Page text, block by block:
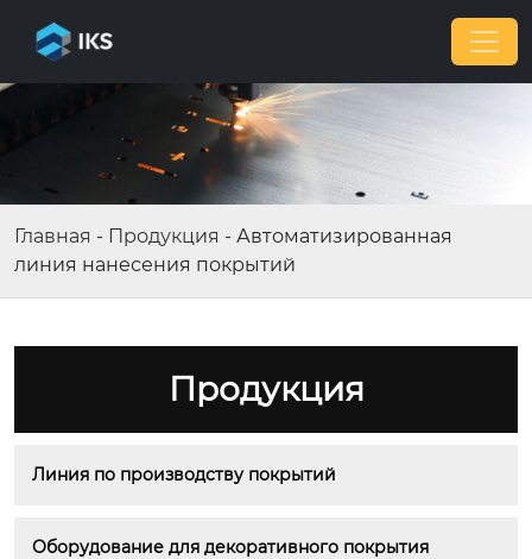
Главная - Продукция - Автоматизированная
линия нанесения покрытий
Продукция
Линия по производству покрытий
Оборудование для декоративного покрытия